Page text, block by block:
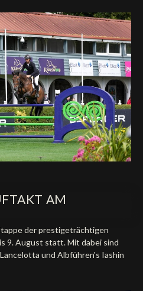
AM
der prestigeträchtigen
9. August statt. Mit dabei sind
und Albführen's Iashin